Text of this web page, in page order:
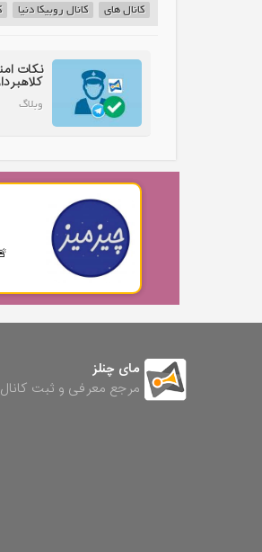
کانال های
کانال روبیکا دنیا
نکات
وبلاگ
مای چنلز
مرجع معرفی و ثبت کانال